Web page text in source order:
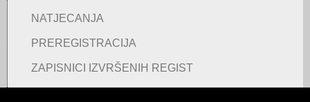
NATJECANJA
PREREGISTRACIJA
ZAPISNICI IZVRŠENIH REGIST